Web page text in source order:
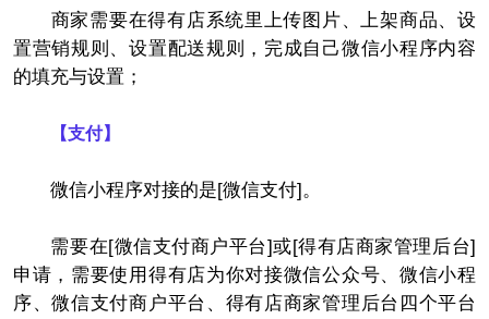
商家需要在得有店系统里上传图片、上架商品、设
置营销规则、设置配送规则，完成自己微信小程序内容
的填充与设置；
【支付】
微信小程序对接的是[微信支付]。
需要在[微信支付商户平台]或[得有店商家管理后台]
申请，需要使用得有店为你对接微信公众号、微信小程
序、微信支付商户平台、得有店商家管理后台四个平台